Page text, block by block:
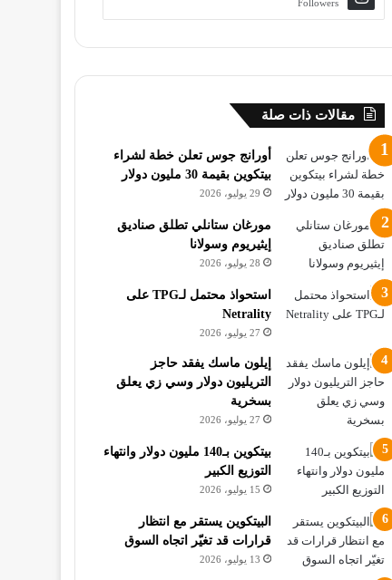
Followers
مقالات ذات صلة
أورانج جوس تعلن خطة لشراء
بيتكوين بقيمة 30 مليون دولار
29 يوليو، 2026
مورغان ستانلي تطلق صناديق
إيثيريوم وسولانا
28 يوليو، 2026
استحواذ محتمل لـTPG على
Netrality
27 يوليو، 2026
إيلون ماسك يفقد حاجز
التريليون دولار وسي زي يعلق
بسخرية
27 يوليو، 2026
بيتكوين بـ140 مليون دولار وانتهاء
التوزيع الكبير
15 يوليو، 2026
البيتكوين يستقر مع انتظار
قرارات قد تغيّر اتجاه السوق
13 يوليو، 2026